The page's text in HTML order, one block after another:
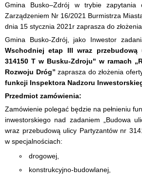
Gmina Busko–Zdrój w trybie zapytania
Zarządzeniem Nr 16/2021 Burmistrza
dnia 15 stycznia 2021r zaprasza do
Gmina Busko-Zdrój, jako Inwestor
Wschodniej etap III wraz
314150 T w Busku-Zdroju" w ramach
Rozwoju Dróg” zaprasza do złożenia
funkcji Inspektora Nadzoru
Przedmiot zamówienia:
Zamówienie polegać będzie na pełnieniu
inwestorskiego nad zadaniem „Budowa
wraz przebudową ulicy Partyzantów nr
w specjalnościach:
drogowej,
konstrukcyjno-budowlanej,